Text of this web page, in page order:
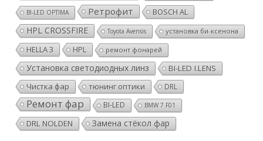
BI-LED OPTIMA Ретрофит BOSCH AL
HPL CROSSFIRE Toyota Avensis установка би-ксенона
HELLA 3 HPL ремонт фонарей
Установка светодиодных линз
BI-LED I.LENS
Чистка фар
тюнинг оптики DRL
Ремонт фар BI-LED BMW 7 F01
DRL NOLDEN Замена стёкол фар